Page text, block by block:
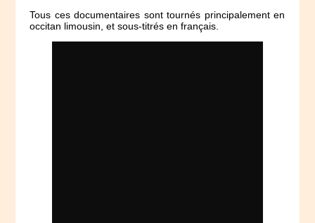
Tous ces documentaires sont tournés principalement en
occitan limousin, et sous-titrés en français.